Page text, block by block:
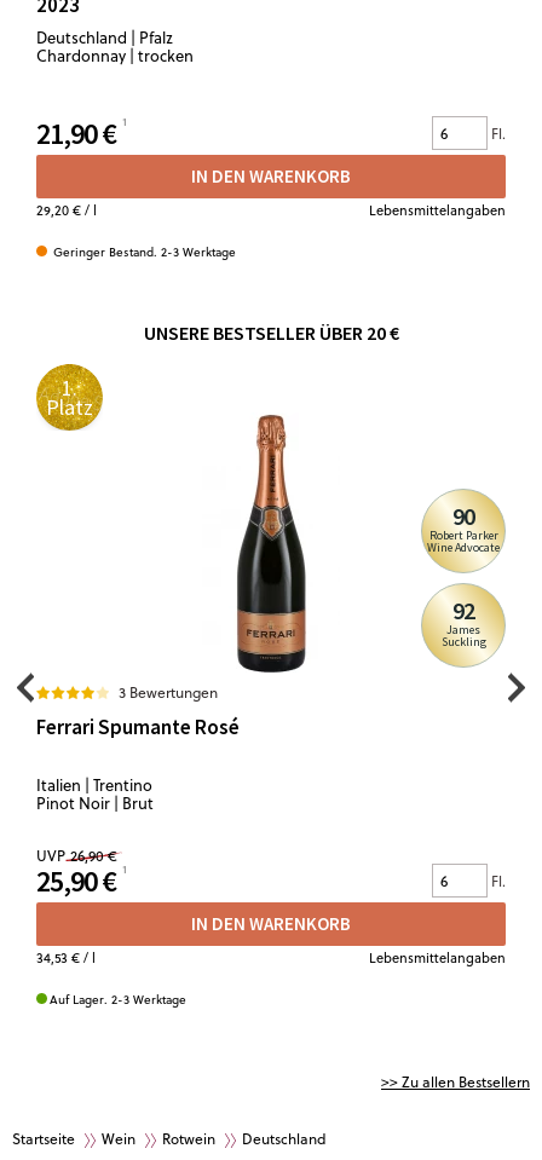
Deutschland | Pfalz
Chardonnay | trocken
21,90 € Fl.
IN DEN WARENKORB
29,20 €/ l Lebensmittelangaben
Geringer Bestand. 2-3 Werktage
UNSERE BESTSELLER ÜBER 20 €
1.
Platz
90
Robert Parker
Wine Advocate
92
James
Suckling
3 Bewertungen
Ferrari Spumante Rosé
Italien | Trentino
Pinot Noir | Brut
UVP 26,90 €
25,90 € Fl.
IN DEN WARENKORB
34,53 €/ l Lebensmittelangaben
Auf Lager. 2-3 Werktage
>> Zu allen Bestsellern
Startseite Wein Rotwein
Deutschland